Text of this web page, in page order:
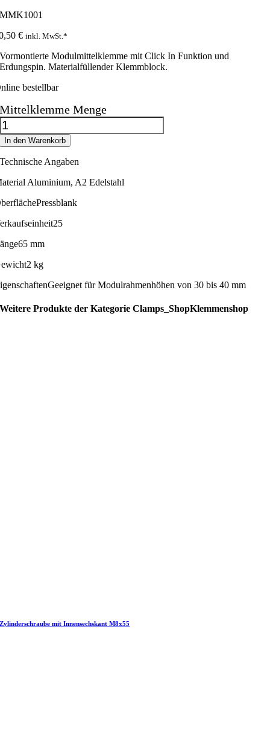
€ inkl. MwSt.*
Vormontierte Modulmittelklemme mit Click In Funktion und
Erdungspin. Materialfüllender Klemmblock.
bestellbar
Mittelklemme Menge
In den Warenkorb
Technische Angaben
Aluminium, A2 Edelstahl
Pressblank
25
65 mm
2 kg
Geeignet für Modulrahmenhöhen von 30 bis 40 mm
Weitere Produkte der Kategorie Clamps_ShopKlemmenshop
Zylinderschraube mit Innensechskant M8x55